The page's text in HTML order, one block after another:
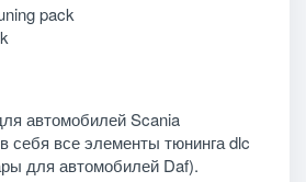
pack
автомобилей Scania
себя все элементы тюнинга dlc
для автомобилей Daf).